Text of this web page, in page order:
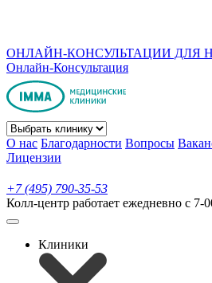
ОНЛАЙН-КОНСУЛЬТАЦИИ ДЛЯ
Онлайн-Консультация
О нас Благодарности Вопросы
Лицензии
+7 (495) 790-35-53
Колл-центр работает ежедневно с 7-
Клиники